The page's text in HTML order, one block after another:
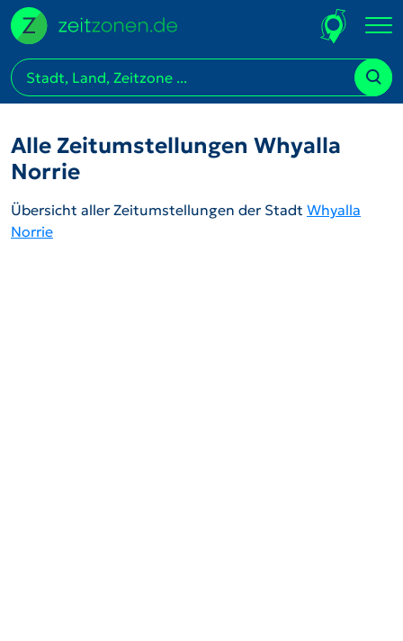
Alle Zeitumstellungen Whyalla
Norrie
Übersicht aller Zeitumstellungen der Stadt Whyalla
Norrie